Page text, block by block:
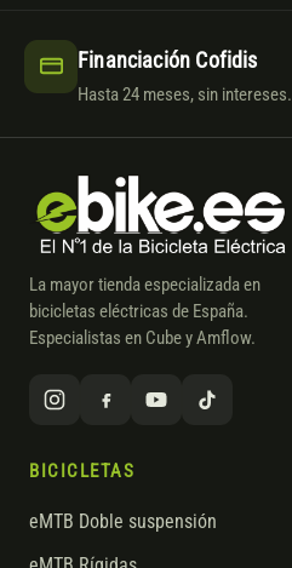
Financiación Cofidis
Hasta 24 meses, sin intereses.
La mayor tienda especializada en
bicicletas eléctricas de España.
Especialistas en Cube y Amflow.
BICICLETAS
eMTB Doble suspensión